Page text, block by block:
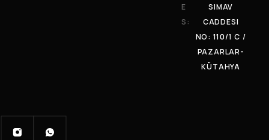
E
S:
SIMAV
CADDESI
NO: 110/1 C /
PAZARLAR-
KÜTAHYA